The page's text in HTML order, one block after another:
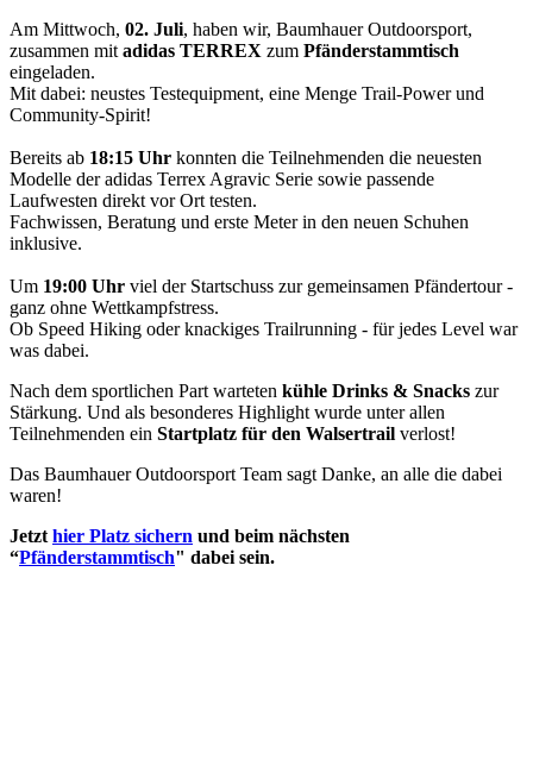
Am Mittwoch, 02. Juli, haben wir, Baumhauer Outdoorsport,
zusammen mit adidas TERREX zum Pfänderstammtisch
eingeladen.
Mit dabei: neustes Testequipment, eine Menge Trail-Power und
Community-Spirit!
Bereits ab 18:15 Uhr konnten die Teilnehmenden die neuesten
Modelle der adidas Terrex Agravic Serie sowie passende
Laufwesten direkt vor Ort testen.
Fachwissen, Beratung und erste Meter in den neuen Schuhen
inklusive.
Um 19:00 Uhr viel der Startschuss zur gemeinsamen Pfändertour -
ganz ohne Wettkampfstress.
Ob Speed Hiking oder knackiges Trailrunning - für jedes Level war
was dabei.
Nach dem sportlichen Part warteten kühle Drinks & Snacks zur
Stärkung. Und als besonderes Highlight wurde unter allen
Teilnehmenden ein Startplatz für den Walsertrail verlost!
Das Baumhauer Outdoorsport Team sagt Danke, an alle die dabei
waren!
Jetzt hier Platz sichern und beim nächsten
“Pfänderstammtisch" dabei sein.